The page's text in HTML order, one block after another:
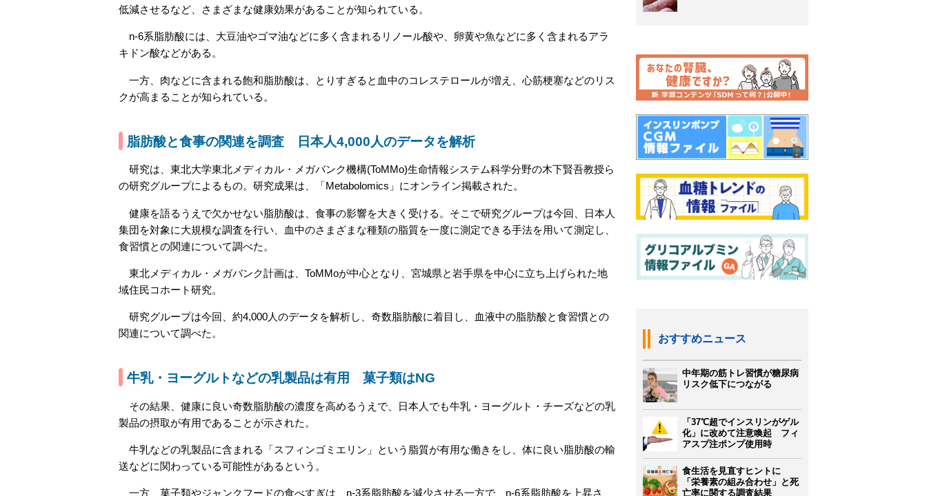
低減させるなど、さまざまな健康効果があることが知られている。
n-6系脂肪酸には、大豆油やゴマ油などに多く含まれるリノール酸や、卵黄や魚などに多く含まれるアラ
キドン酸などがある。
一方、肉などに含まれる飽和脂肪酸は、とりすぎると血中のコレステロールが増え、心筋梗塞などのリス
クが高まることが知られている。
脂肪酸と食事の関連を調査 日本人4,000人のデータを解析
研究は、東北大学東北メディカル・メガバンク機構(ToMMo)生命情報システム科学分野の木下賢吾教授ら
の研究グループによるもの。研究成果は、「Metabolomics」にオンライン掲載された。
健康を語るうえで欠かせない脂肪酸は、食事の影響を大きく受ける。そこで研究グループは今回、日本人
集団を対象に大規模な調査を行い、血中のさまざまな種類の脂質を一度に測定できる手法を用いて測定し、
食習慣との関連について調べた。
東北メディカル・メガバンク計画は、ToMMoが中心となり、宮城県と岩手県を中心に立ち上げられた地
域住民コホート研究。
研究グループは今回、約4,000人のデータを解析し、奇数脂肪酸に着目し、血液中の脂肪酸と食習慣との
関連について調べた。
牛乳・ヨーグルトなどの乳製品は有用 菓子類はNG
その結果、健康に良い奇数脂肪酸の濃度を高めるうえで、日本人でも牛乳・ヨーグルト・チーズなどの乳
製品の摂取が有用であることが示された。
牛乳などの乳製品に含まれる「スフィンゴミエリン」という脂質が有用な働きをし、体に良い脂肪酸の輸
送などに関わっている可能性があるという。
一方、菓子類やジャンクフードの食べすぎは、n-3系脂肪酸を減少させる一方で、n-6系脂肪酸を上昇さ
おすすめニュース
中年期の筋トレ習慣が糖尿病
リスク低下につながる
「37℃超でインスリンがゲル
化」に改めて注意喚起 フィ
アスプ注ポンプ使用時
食生活を見直すヒントに
「栄養素の組み合わせ」と死
亡率に関する調査結果